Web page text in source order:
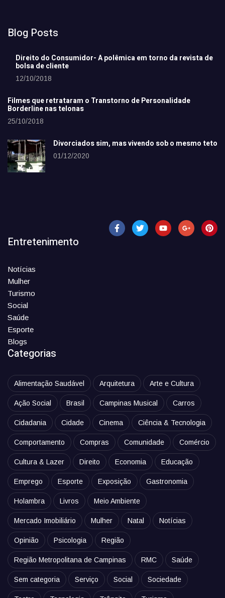
Blog Posts
Direito do Consumidor- A polêmica em torno da revista de
bolsa de cliente
12/10/2018
Filmes que retrataram o Transtorno de Personalidade
Borderline nas telonas
25/10/2018
Divorciados sim, mas vivendo sob o mesmo teto
01/12/2020
Entretenimento
Notícias
Mulher
Turismo
Social
Saúde
Esporte
Blogs
Categorias
Alimentação Saudável Arquitetura Arte e Cultura
Ação Social Brasil Campinas Musical Carros
Cidadania Cidade Cinema Ciência & Tecnologia
Comportamento Compras Comunidade Comércio
Cultura & Lazer Direito Economia Educação
Emprego Esporte Exposição Gastronomia
Holambra Livros Meio Ambiente
Mercado Imobiliário Mulher Natal Notícias
Opinião Psicologia Região
Região Metropolitana de Campinas RMC Saúde
Sem categoria Serviço Social Sociedade